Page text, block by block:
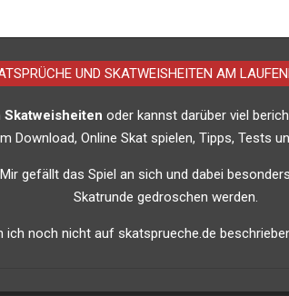
UND SKATWEISHEITEN AM
Skatweisheiten oder kannst darüber viel
Download, Online Skat spielen, Tipps,
gefällt das Spiel an sich und dabei
Skatrunde gedroschen werden.
ich noch nicht auf skatsprueche.de